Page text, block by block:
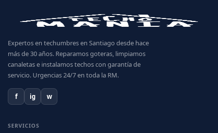
Expertos en techumbres en Santiago desde hace
más de 30 años. Reparamos goteras, limpiamos
canaletas e instalamos techos con garantía de
servicio. Urgencias 24/7 en toda la RM.
f ig w
SERVICIOS